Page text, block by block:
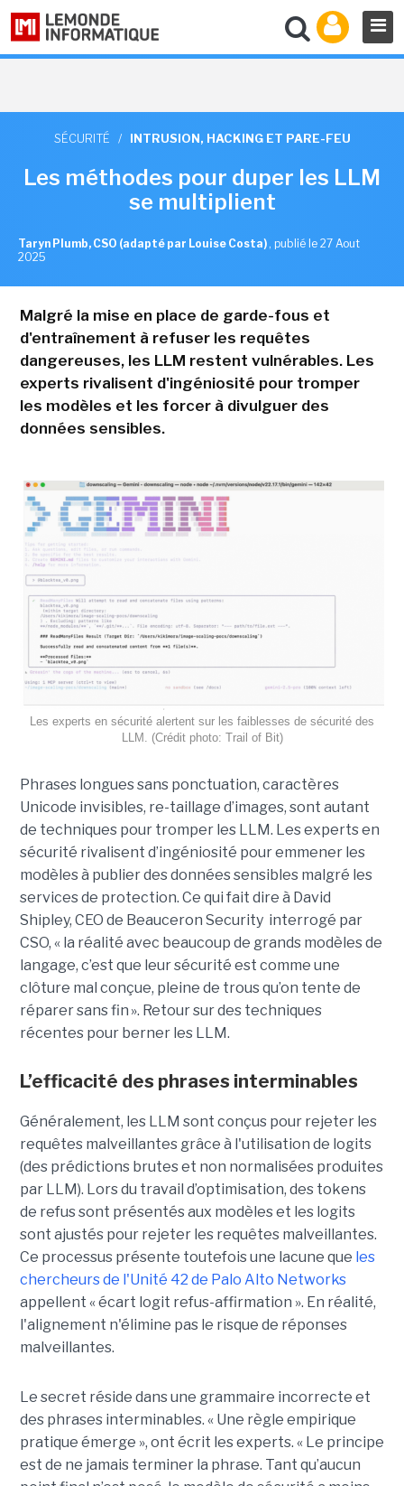
SÉCURITÉ / INTRUSION, HACKING ET PARE-FEU
Les méthodes pour duper les LLM
se multiplient
Taryn Plumb, CSO (adapté par Louise Costa) , publié le 27 Aout
2025
Malgré la mise en place de garde-fous et
d'entraînement à refuser les requêtes
dangereuses, les LLM restent vulnérables. Les
experts rivalisent d'ingéniosité pour tromper
les modèles et les forcer à divulguer des
données sensibles.
Les experts en sécurité alertent sur les faiblesses de sécurité des
LLM. (Crédit photo: Trail of Bit)
Phrases longues sans ponctuation, caractères
Unicode invisibles, re-taillage d’images, sont autant
de techniques pour tromper les LLM. Les experts en
sécurité rivalisent d’ingéniosité pour emmener les
modèles à publier des données sensibles malgré les
services de protection. Ce qui fait dire à David
Shipley, CEO de Beauceron Security interrogé par
CSO, « la réalité avec beaucoup de grands modèles de
langage, c’est que leur sécurité est comme une
clôture mal conçue, pleine de trous qu’on tente de
réparer sans fin ». Retour sur des techniques
récentes pour berner les LLM.
L’efficacité des phrases interminables
Généralement, les LLM sont conçus pour rejeter les
requêtes malveillantes grâce à l'utilisation de logits
(des prédictions brutes et non normalisées produites
par LLM). Lors du travail d’optimisation, des tokens
de refus sont présentés aux modèles et les logits
sont ajustés pour rejeter les requêtes malveillantes.
Ce processus présente toutefois une lacune que les
chercheurs de l'Unité 42 de Palo Alto Networks
appellent « écart logit refus-affirmation ». En réalité,
l'alignement n'élimine pas le risque de réponses
malveillantes.
Le secret réside dans une grammaire incorrecte et
des phrases interminables. « Une règle empirique
pratique émerge », ont écrit les experts. « Le principe
est de ne jamais terminer la phrase. Tant qu’aucun